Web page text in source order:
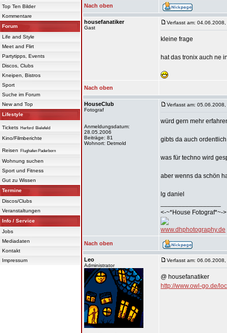
Top Ten Bilder
Kommentare
Forum
Life and Style
Meet and Flirt
Partytipps, Events
Discos, Clubs
Kneipen, Bistros
Sport
Suche im Forum
New and Top
Lifestyle
Tickets Herford Bielefeld
Kino/Filmberichte
Reisen Flughafen Paderborn
Wohnung suchen
Sport und Fitness
Gut zu Wissen
Termine
Discos/Clubs
Veranstaltungen
Info / Service
Jobs
Mediadaten
Kontakt
Impressum
Nach oben
housefanatiker
Gast
Verfasst am:
kleine frage
hat das tronix auch ne
Nach oben
HouseClub
Fotograf
Anmeldungsdatum:
28.05.2006
Beiträge: 81
Wohnort: Detmold
Verfasst am:
würd gern mehr
gibts da auch
was für techno wird
aber wenns da schön
lg daniel
<-~*House Fotograf*~->
www.dhphotography.de
Nach oben
Leo
Administrator
Verfasst am:
@ housefanatiker
http://www.owl-go.de/